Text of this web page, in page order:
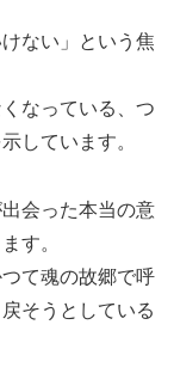
ない」という焦
なっている、つ
しています。
会った本当の意
す。
て魂の故郷で呼
そうとしている